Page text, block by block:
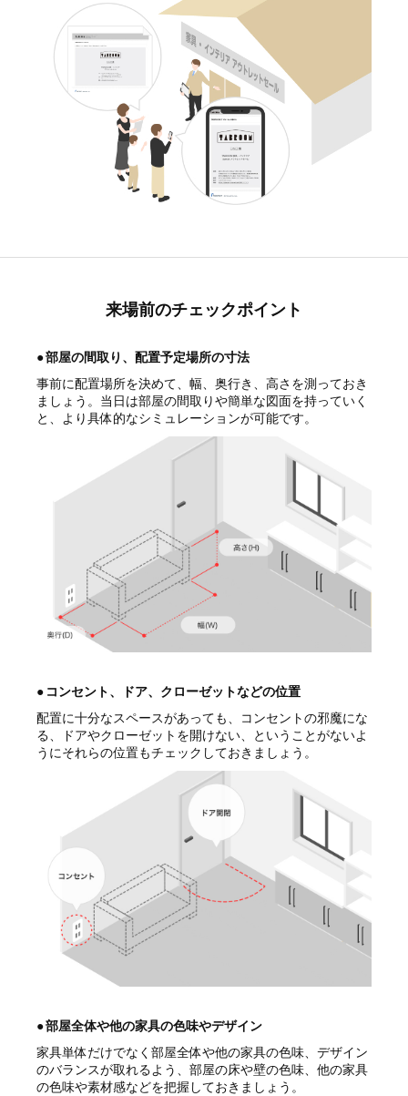
来場前のチェックポイント
●部屋の間取り、配置予定場所の寸法
事前に配置場所を決めて、幅、奥行き、高さを測っておき
ましょう。当日は部屋の間取りや簡単な図面を持っていく
と、より具体的なシミュレーションが可能です。
● コンセント、ドア、クローゼットなどの位置
配置に十分なスペースがあっても、コンセントの邪魔にな
る、ドアやクローゼットを開けない、ということがないよ
うにそれらの位置もチェックしておきましょう。
●部屋全体や他の家具の色味やデザイン
家具単体だけでなく部屋全体や他の家具の色味、デザイン
のバランスが取れるよう、部屋の床や壁の色味、他の家具
の色味や素材感などを把握しておきましょう。